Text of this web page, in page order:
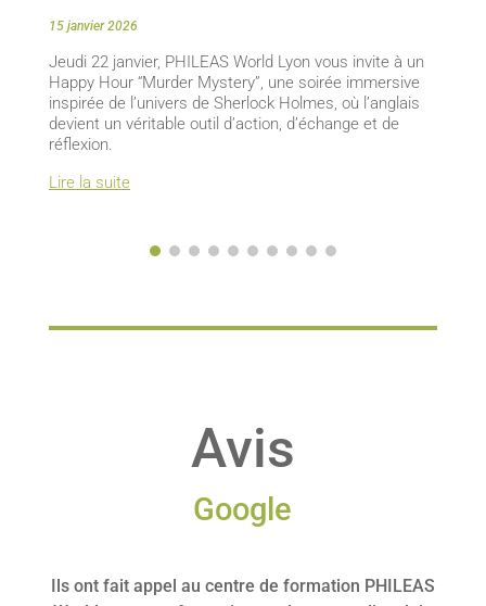
15 janvier 2026
Jeudi 22 janvier, PHILEAS World Lyon vous invite à un
Happy Hour “Murder Mystery”, une soirée immersive
inspirée de l’univers de Sherlock Holmes, où l’anglais
devient un véritable outil d’action, d’échange et de
réflexion.
Lire la suite
Avis
Google
Ils ont fait appel au centre de formation PHILEAS